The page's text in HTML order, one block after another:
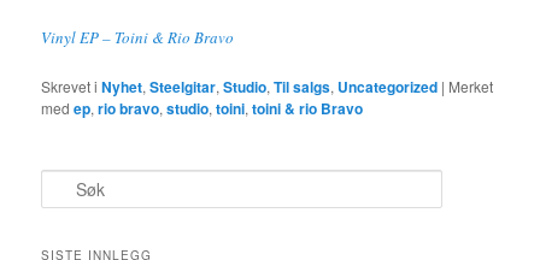
Vinyl EP – Toini & Rio Bravo
Skrevet i Nyhet,Steelgitar,Studio,Til salgs, Uncategorized | Merket
med ep,rio bravo,studio,toini,toini & rio Bravo
ø
SISTE INNLEGG